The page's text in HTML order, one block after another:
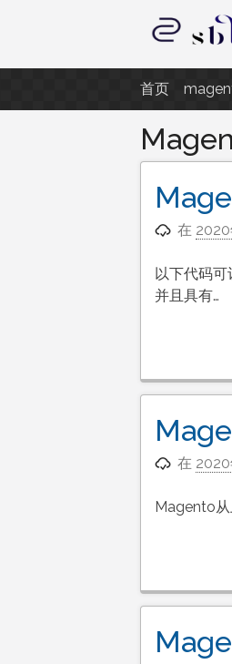
至
内
容
记录跨境电
首页
在 2020
以下代码
并且具有…
在
Magento从